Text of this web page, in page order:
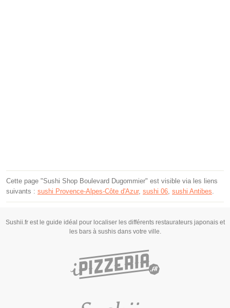
Cette page "Sushi Shop Boulevard Dugommier" est visible via les liens
suivants : sushi Provence-Alpes-Côte d'Azur, sushi 06, sushi Antibes.
Sushii.fr est le guide idéal pour localiser les différents restaurateurs japonais et
les bars à sushis dans votre ville.